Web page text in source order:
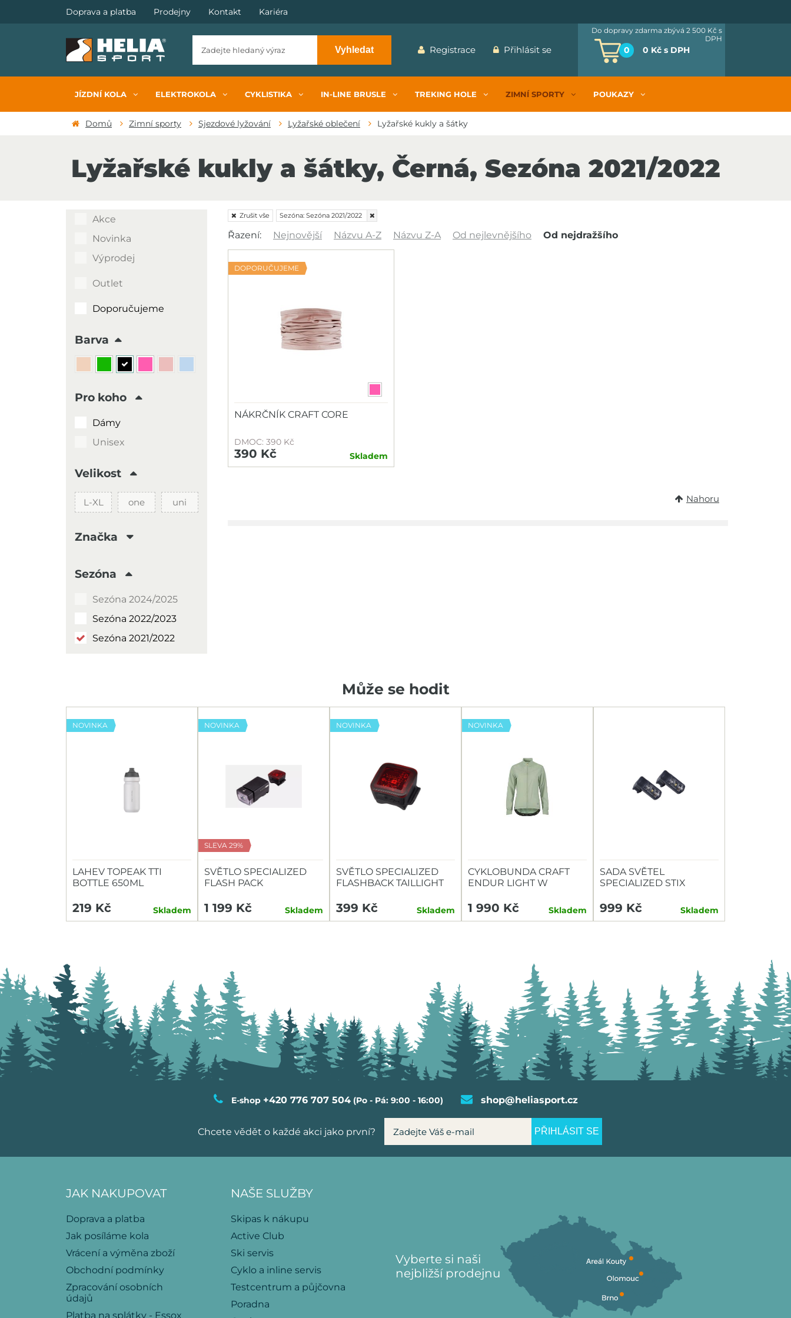
Doprava a platba Prodejny Kontakt Kariéra
Vyhledat Registrace Přihlásit se 0 0 Kč s DPH
Do dopravy zdarma zbývá 2 500 Kč s
DPH
JÍZDNÍ KOLA ELEKTROKOLA CYKLISTIKA IN-LINE BRUSLE TREKING HOLE ZIMNÍ SPORTY POUKAZY
Domů Zimní sporty Sjezdové lyžování Lyžařské oblečení Lyžařské kukly a šátky
Lyžařské kukly a šátky, Černá, Sezóna 2021/2022
Akce
Novinka
Výprodej
Outlet
Doporučujeme
Barva
Pro koho
Dámy
Unisex
Velikost
L-XL one uni
Značka
LEKI
Sezóna
Sezóna 2024/2025
Sezóna 2022/2023
Sezóna 2021/2022
Zrušit vše Sezóna: Sezóna 2021/2022
Řazení: Nejnovější Názvu A-Z Názvu Z-A Od nejlevnějšího Od nejdražšího
DOPORUČUJEME
NÁKRČNÍK CRAFT CORE
DMOC: 390 Kč
390 Kč Skladem
Nahoru
Může se hodit
NOVINKA
LAHEV TOPEAK TTI
BOTTLE 650ML
219 Kč Skladem
NOVINKA
SLEVA 29%
SVĚTLO SPECIALIZED
FLASH PACK
1 199 Kč Skladem
NOVINKA
SVĚTLO SPECIALIZED
FLASHBACK TAILLIGHT
399 Kč Skladem
NOVINKA
CYKLOBUNDA CRAFT
ENDUR LIGHT W
1 990 Kč Skladem
SADA SVĚTEL
SPECIALIZED STIX
999 Kč Skladem
E-shop +420 776 707 504(Po - Pá: 9:00 - 16:00) shop@heliasport.cz
Chcete vědět o každé akci jako první? PŘIHLÁSIT SE
JAK NAKUPOVAT
Doprava a platba
Jak posíláme kola
Vrácení a výměna zboží
Obchodní podmínky
Zpracování osobních
údajů
Platba na splátky - Essox
NAŠE SLUŽBY
Skipas k nákupu
Active Club
Ski servis
Cyklo a inline servis
Testcentrum a půjčovna
Poradna
Vyberte si naši
nejbližší prodejnu